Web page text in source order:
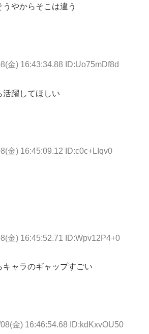
やからそこは違う
金) 16:43:34.88 ID:Uo75mDf8d
活躍してほしい
金) 16:45:09.12 ID:c0c+LIqv0
金) 16:45:52.71 ID:Wpv12P4+0
キャラのギャップすごい
金) 16:46:54.68 ID:kdKxvOU50